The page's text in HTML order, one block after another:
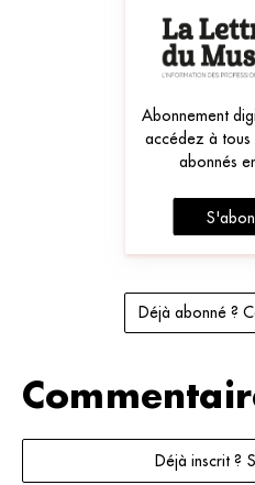
Abonnement
accédez à tous
abonnés
Déjà abonné ?
Déjà inscrit ?